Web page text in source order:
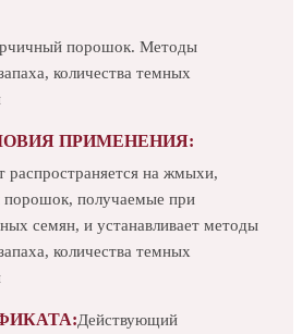
порошок. Методы
количества темных
ПРИМЕНЕНИЯ:
распространяется на жмыхи,
получаемые при
семян, и устанавливает методы
количества темных
Действующий